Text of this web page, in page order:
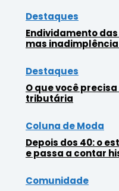
Destaques
Endividamento
mas
Destaques
O que você
tributária
Coluna de Moda
Depois dos 40: o
e passa a contar
Comunidade